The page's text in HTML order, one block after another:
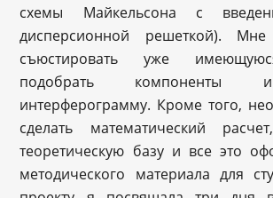
схемы Майкельсона с
дисперсионной решеткой).
съюстировать уже
подобрать компоненты
интерферограмму. Кроме того,
сделать математический
теоретическую базу и все это
методического материала для